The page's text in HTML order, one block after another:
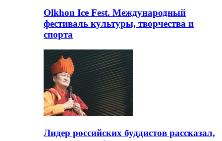
Olkhon Ice Fest. Международный
фестиваль культуры, творчества и
спорта
Лидер российских буддистов рассказал,